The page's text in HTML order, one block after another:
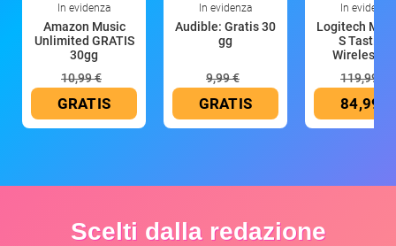
In evidenza
Amazon Music
Unlimited GRATIS
30gg
10,99 €
GRATIS
In evidenza
Audible: Gratis 30
gg
9,99 €
GRATIS
In evidenza
Logitech MX
S Tastiera
Wireless
119,99 €
84,99 €
Scelti dalla redazione